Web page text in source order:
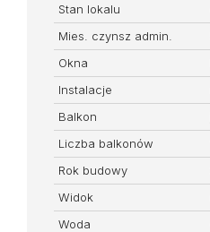
Stan lokalu
Mies. czynsz admin.
Okna
Instalacje
Balkon
Liczba balkonów
Rok budowy
Widok
Woda